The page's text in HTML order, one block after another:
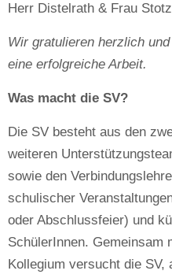
Herr Distelrath & Frau Stotz
Wir gratulieren herzlich
eine erfolgreiche Arbeit.
Was macht die SV?
Die SV besteht aus den
weiteren
sowie den
schulischer
oder Abschlussfeier) und
SchülerInnen. Gemeinsam
Kollegium versucht die SV,